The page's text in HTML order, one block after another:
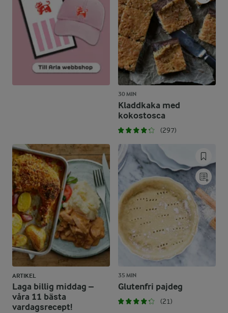
30 MIN
Kladdkaka med
kokostosca
(297)
ARTIKEL
Laga billig middag –
våra 11 bästa
vardagsrecept!
35 MIN
Glutenfri pajdeg
(21)